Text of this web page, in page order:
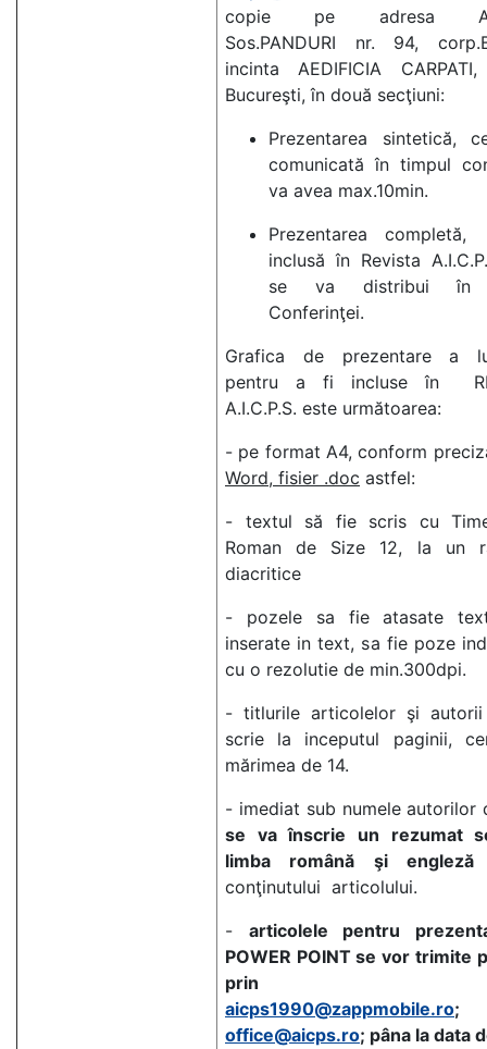
copie pe adresa
Sos.PANDURI nr. 94,
incinta AEDIFICIA
Bucureşti, în două secţiuni:
Prezentarea sintetică,
comunicată în timpul
va avea max.10min.
Prezentarea
inclusă în Revista
se va distribui în
Conferinţei.
Grafica de prezentare a
pentru a fi incluse în
A.I.C.P.S. este următoarea:
- pe format A4, conform
Word, fisier .doc astfel:
- textul să fie scris cu
Roman de Size 12, la un
diacritice
- pozele sa fie atasate
inserate in text, sa fie poze
cu o rezolutie de min.300dpi.
- titlurile articolelor şi
scrie la inceputul paginii,
mărimea de 14.
- imediat sub numele autorilor
se va înscrie un rezumat
limba română şi engleză
conţinutului articolului.
- articolele pentru
POWER POINT se vor trimite
prin
aicps1990@zappmobile.ro;
office@aicps.ro; pâna la data